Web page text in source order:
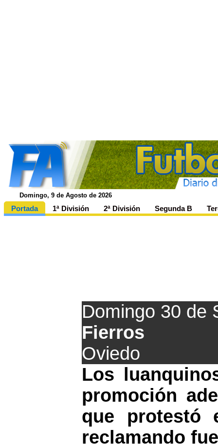
Domingo, 9 de Agosto de 2026
Portada 1ª División 2ª División Segunda B
Domingo 30 de
Fierros
Oviedo
Los
promoción
que protestó
reclamando